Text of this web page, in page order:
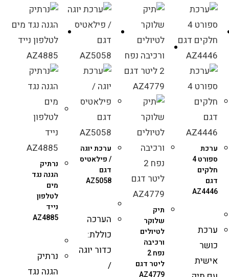
ערכת
ספורט 4
חלקים
דגם
AZ4446
ערכת
כושר
אישית
תיק
שלוקר
לטיולים
ורכיבה
נפח 2
ליטר דגם
AZ4779
ערכת יוגה
/ פילאטיס
דגם
AZ5058
הערכה
כוללת:
כדור יוגה
/
נרתיק
הגנה נגד
מים
לטלפון
נייד
AZ4885
נרתיק
הגנה נגד